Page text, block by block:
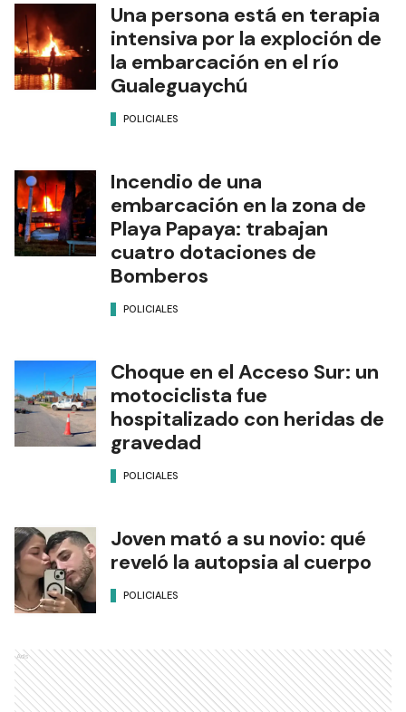
Una persona está en terapia
intensiva por la exploción de
la embarcación en el río
Gualeguaychú
POLICIALES
Incendio de una
embarcación en la zona de
Playa Papaya: trabajan
cuatro dotaciones de
Bomberos
POLICIALES
Choque en el Acceso Sur: un
motociclista fue
hospitalizado con heridas de
gravedad
POLICIALES
Joven mató a su novio: qué
reveló la autopsia al cuerpo
POLICIALES
Ads